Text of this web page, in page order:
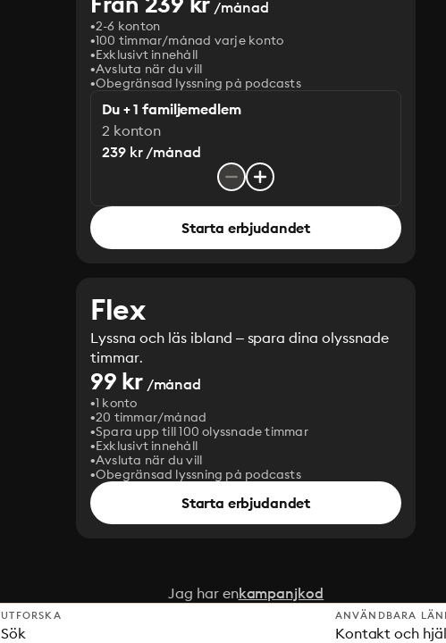
/månad
2-6 konton
100 timmar/månad varje konto
Exklusivt innehåll
Avsluta när du vill
Obegränsad lyssning på podcasts
Du + 1 familjemedlem
2 konton
239 kr /månad
Starta erbjudandet
Flex
Lyssna och läs ibland – spara dina olyssnade
timmar.
99 kr/månad
1 konto
20 timmar/månad
Spara upp till 100 olyssnade timmar
Exklusivt innehåll
Avsluta när du vill
Obegränsad lyssning på podcasts
Starta erbjudandet
Jag har enkampanjkod
UTFORSKA
Sök
ANVÄNDBARA
Kontakt och